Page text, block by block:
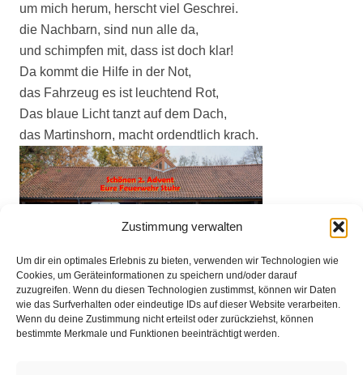
Zustimmung verwalten
Um dir ein optimales Erlebnis zu bieten, verwenden wir Technologien wie
Cookies, um Geräteinformationen zu speichern und/oder darauf
zuzugreifen. Wenn du diesen Technologien zustimmst, können wir Daten
wie das Surfverhalten oder eindeutige IDs auf dieser Website verarbeiten.
Wenn du deine Zustimmung nicht erteilst oder zurückziehst, können
bestimmte Merkmale und Funktionen beeinträchtigt werden.
um mich herum, herscht viel Geschrei.
die Nachbarn, sind nun alle da,
und schimpfen mit, dass ist doch klar!
Da kommt die Hilfe in der Not,
das Fahrzeug es ist leuchtend Rot,
Das blaue Licht tanzt auf dem Dach,
das Martinshorn, macht ordendtlich krach.